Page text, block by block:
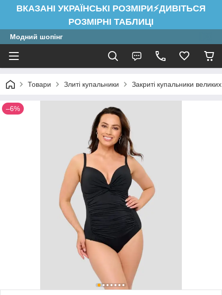
ВКАЗАНІ УКРАЇНСЬКІ РОЗМІРИ⚡ДИВІТЬСЯ
РОЗМІРНІ ТАБЛИЦІ
Модний шопінг
Товари Злиті купальники Закриті купальники великих
–6%